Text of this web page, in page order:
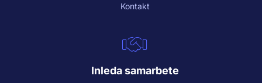
Kontakt
Inleda samarbete